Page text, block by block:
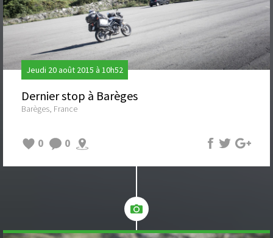
Jeudi 20 août 2015 à 10h52
Dernier stop à Barèges
Barèges, France
0 0